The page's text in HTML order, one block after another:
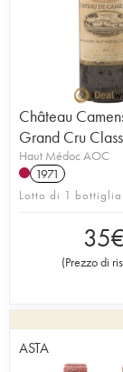
Château
Grand Cru
Haut Médoc AOC
1971
Lotto di 1
35
(Prezzo di
ASTA